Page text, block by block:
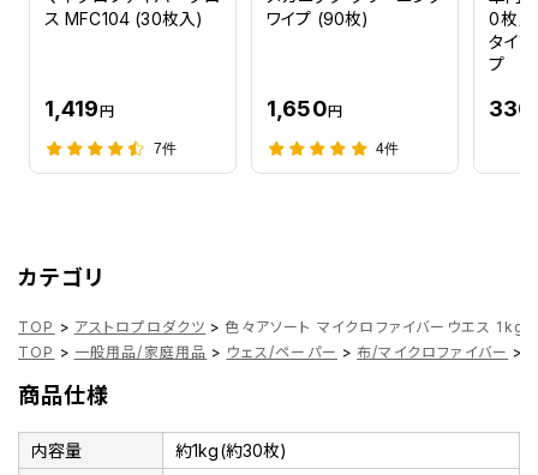
ス MFC104 (30枚入)
1,419円
7件
ワイプ (90枚)
1,650円
4件
0枚入
タイ
プ
330
カテゴリ
TOP > アストロプロダクツ > 色々アソート マイクロファイバーウエス 1kg
TOP > 一般用品/家庭用品 > ウェス/ペーパー > 布/マイクロファイバー >
商品仕様
内容量 約1kg(約30枚)